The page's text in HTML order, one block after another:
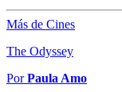
Más de Cines
The Odyssey
PorPaula Amo